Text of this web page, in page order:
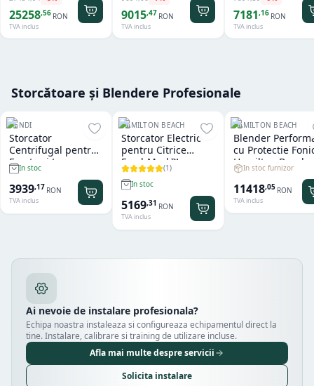
25258,56 RON
TVA inclus
9015,47 RON
TVA inclus
7181,16 RON
TVA inclus
Storcătoare și Blendere Profesionale
HENDI
Storcator
Centrifugal pentru
Fructe si Legume
Hendi
In stoc
3939,17 RON
TVA inclus
HAMILTON BEACH
Storcator Electric
pentru Citrice
FreshMark™
Hamilton Beach
(1)
In stoc
5169,31 RON
TVA inclus
HAMILTON BEACH
Blender
cu Protectie
Hamilton Beach
Summit® Edge
In stoc furnizor
11418,05 RON
TVA inclus
Ai nevoie de instalare profesionala?
Echipa noastra instaleaza si configureaza echipamentul direct la
tine. Instalare, calibrare si training de utilizare incluse.
Afla mai multe despre servicii
Solicita instalare